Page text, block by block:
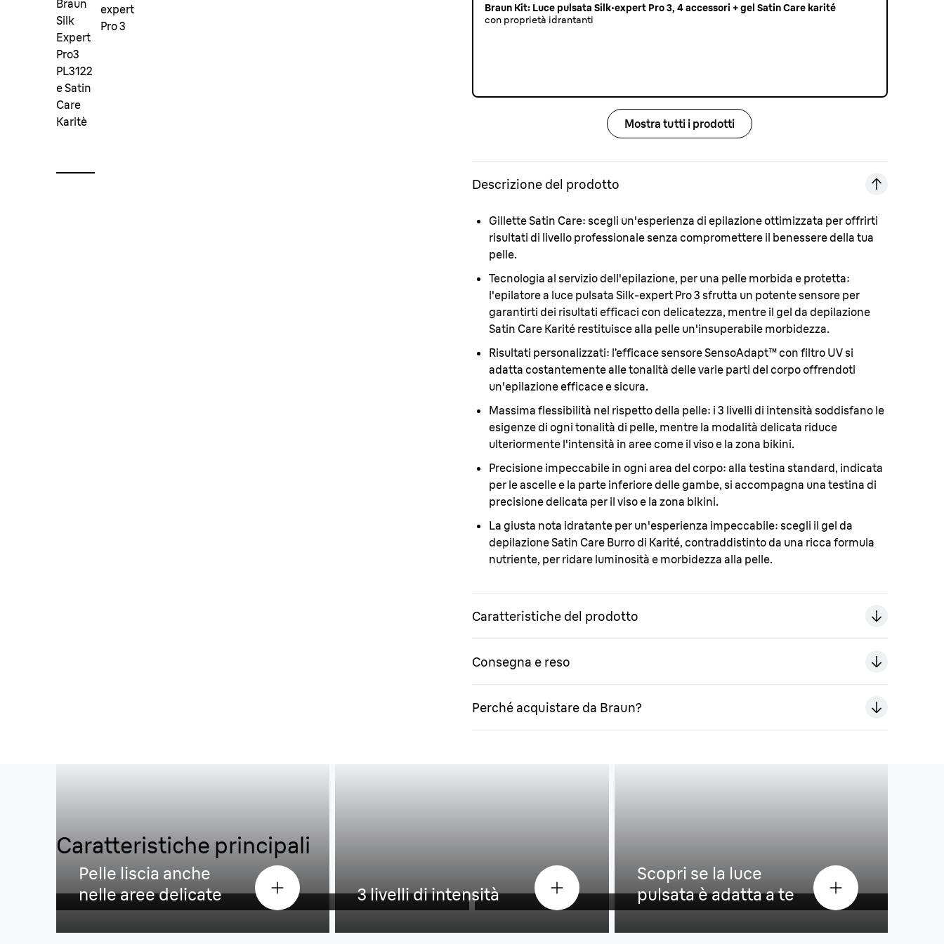
Braun Kit: Luce pulsata Silk·expert Pro 3, 4 accessori + gel Satin Care karité
con proprietà idrantanti
Mostra tutti i prodotti
Descrizione del prodotto
Gillette Satin Care: scegli un'esperienza di epilazione ottimizzata per offrirti
risultati di livello professionale senza compromettere il benessere della tua
pelle.
Tecnologia al servizio dell'epilazione, per una pelle morbida e protetta:
l'epilatore a luce pulsata Silk-expert Pro 3 sfrutta un potente sensore per
garantirti dei risultati efficaci con delicatezza, mentre il gel da depilazione
Satin Care Karité restituisce alla pelle un'insuperabile morbidezza.
Risultati personalizzati: l’efficace sensore SensoAdapt™ con filtro UV si
adatta costantemente alle tonalità delle varie parti del corpo offrendoti
un'epilazione efficace e sicura.
Massima flessibilità nel rispetto della pelle: i 3 livelli di intensità soddisfano le
esigenze di ogni tonalità di pelle, mentre la modalità delicata riduce
ulteriormente l'intensità in aree come il viso e la zona bikini.
Precisione impeccabile in ogni area del corpo: alla testina standard, indicata
per le ascelle e la parte inferiore delle gambe, si accompagna una testina di
precisione delicata per il viso e la zona bikini.
La giusta nota idratante per un'esperienza impeccabile: scegli il gel da
depilazione Satin Care Burro di Karité, contraddistinto da una ricca formula
nutriente, per ridare luminosità e morbidezza alla pelle.
Caratteristiche del prodotto
Consegna e reso
Perché acquistare da Braun?
Caratteristiche principali
1 anno di pelle liscia¹grazie alla
tecnologia SkinPro (SensoAdapt™)²
Potente e delicato
Pelle liscia anche
nelle aree delicate
3 livelli di intensità
Scopri se la luce
pulsata è adatta a te